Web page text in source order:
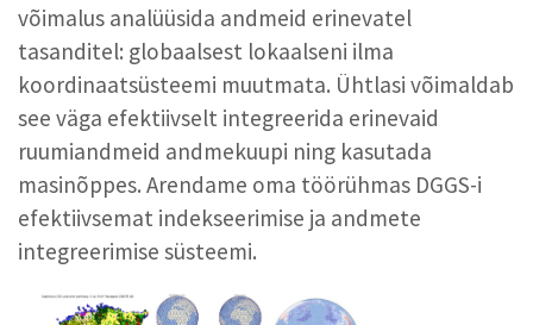
võimalus analüüsida andmeid erinevatel
tasanditel: globaalsest lokaalseni ilma
koordinaatsüsteemi muutmata. Ühtlasi võimaldab
see väga efektiivselt integreerida erinevaid
ruumiandmeid andmekuupi ning kasutada
masinõppes. Arendame oma töörühmas DGGS-i
efektiivsemat indekseerimise ja andmete
integreerimise süsteemi.